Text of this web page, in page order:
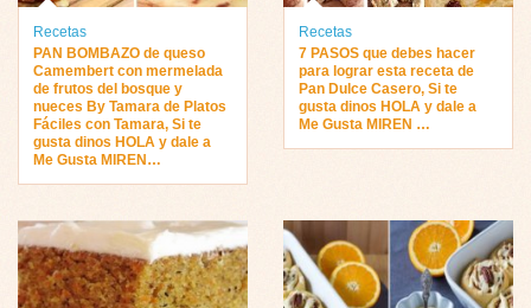
Recetas
PAN BOMBAZO de queso
Camembert con mermelada
de frutos del bosque y
nueces By Tamara de Platos
Fáciles con Tamara, Si te
gusta dinos HOLA y dale a
Me Gusta MIREN…
Recetas
7 PASOS que debes hacer
para lograr esta receta de
Pan Dulce Casero, Si te
gusta dinos HOLA y dale a
Me Gusta MIREN …